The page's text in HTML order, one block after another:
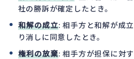
社の勝訴が確定したとき。
和解の成立: 相手方と和解が成
り消しに同意したとき。
権利の放棄: 相手方が担保に対